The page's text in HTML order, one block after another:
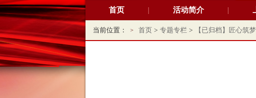
首页 活动简介
当前位置： 首页 > 专题专栏 > 【已归档】匠心筑梦